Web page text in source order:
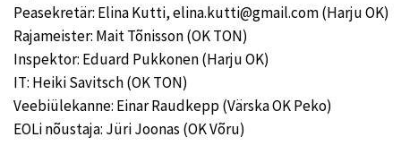
Peasekretär: Elina Kutti, elina.kutti@gmail.com (Harju OK)
Rajameister: Mait Tõnisson (OK TON)
Inspektor: Eduard Pukkonen (Harju OK)
IT: Heiki Savitsch (OK TON)
Veebiülekanne: Einar Raudkepp (Värska OK Peko)
EOLi nõustaja: Jüri Joonas (OK Võru)